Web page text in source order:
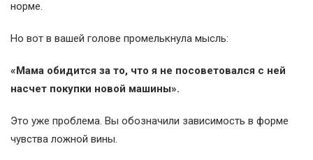
норме.
Но вот в вашей голове промелькнула мысль:
«Мама обидится за то, что я не посоветовался с ней
насчет покупки новой машины».
Это уже проблема. Вы обозначили зависимость в форме
чувства ложной вины.